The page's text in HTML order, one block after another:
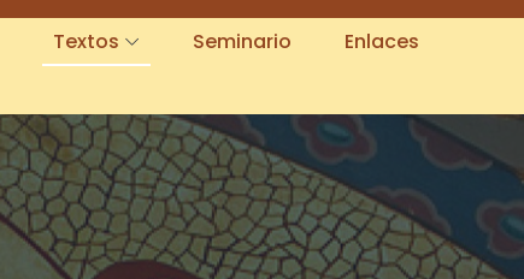
Textos Seminario
Enlaces